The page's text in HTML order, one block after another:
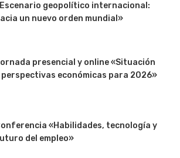
geopolítico internacional:
un nuevo orden mundial»
presencial y online «Situación
perspectivas económicas para 2026»
«Habilidades, tecnología y
del empleo»